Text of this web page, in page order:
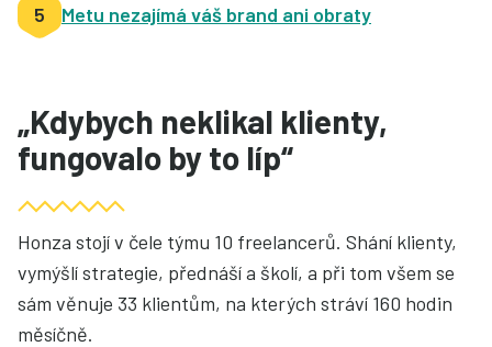
5
Metu nezajímá váš brand ani obraty
„Kdybych neklikal klienty,
fungovalo by to líp“
Honza stojí v čele týmu 10 freelancerů. Shání klienty,
vymýšlí strategie, přednáší a školí, a při tom všem se
sám věnuje 33 klientům, na kterých stráví 160 hodin
měsíčně.